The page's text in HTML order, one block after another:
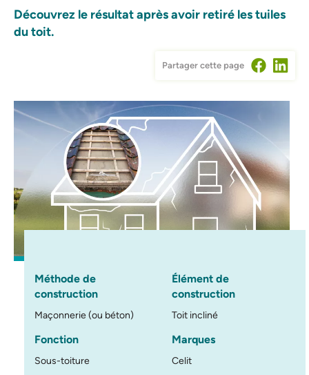
Découvrez le résultat après avoir retiré les tuiles
du toit.
Partager cette page
Méthode de
construction
Maçonnerie (ou béton)
Élément de
construction
Toit incliné
Fonction
Sous-toiture
Marques
Celit